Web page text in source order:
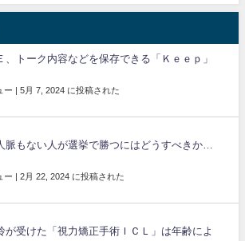
、トーク内容などを保存できる「Ｋｅｅｐ」
ー | 5月 7, 2024 に投稿された
脈もない人が選挙で勝つにはどうすべきか…
ー | 2月 22, 2024 に投稿された
が受けた「視力矯正手術ＩＣＬ」は年齢によ